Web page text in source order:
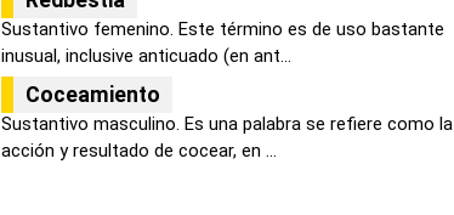
Sustantivo femenino. Este término es de uso bastante
inusual, inclusive anticuado (en ant...
Coceamiento
Sustantivo masculino. Es una palabra se refiere como la
acción y resultado de cocear, en ...